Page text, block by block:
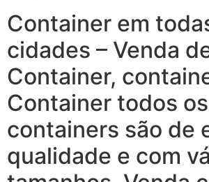
Container em
cidades – Venda
Container,
Container todos os
containers são de
qualidade e com